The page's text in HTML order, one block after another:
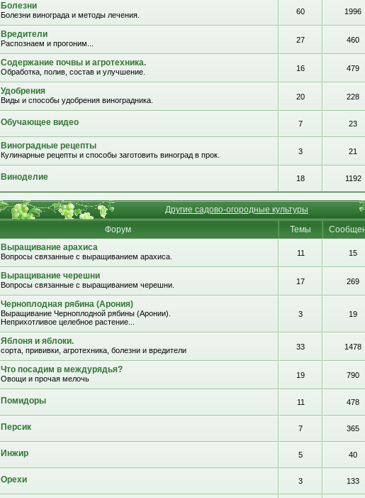
Болезни
Болезни винограда и методы лечения. 60 1996
Вредители
Распознаем и прогоним... 27 460
Содержание почвы и агротехника.
Обработка, полив, состав и улучшение. 16 479
Удобрения
Виды и способы удобрения виноградника. 20 228
Обучающее видео 7 23
Виноградные рецепты
Кулинарные рецепты и способы заготовить виноград в прок. 3 21
Виноделие 18 1192
Другие садово-огородные культуры
Форум
Темы
Выращивание арахиса
Вопросы связанные с выращиванием арахиса. 11 15
Выращивание черешни
Вопросы связанные с выращиванием черешни. 17 269
Черноплодная рябина (Арония)
Выращивание Черноплодной рябины (Аронии).
Неприхотливое целебное растение...
3 19
Яблоня и яблоки.
сорта, прививки, агротехника, болезни и вредители 33 1478
Что посадим в междурядья?
Овощи и прочая мелочь 19 790
Помидоры 11 478
Персик 7 365
Инжир 5 40
Орехи 3 133